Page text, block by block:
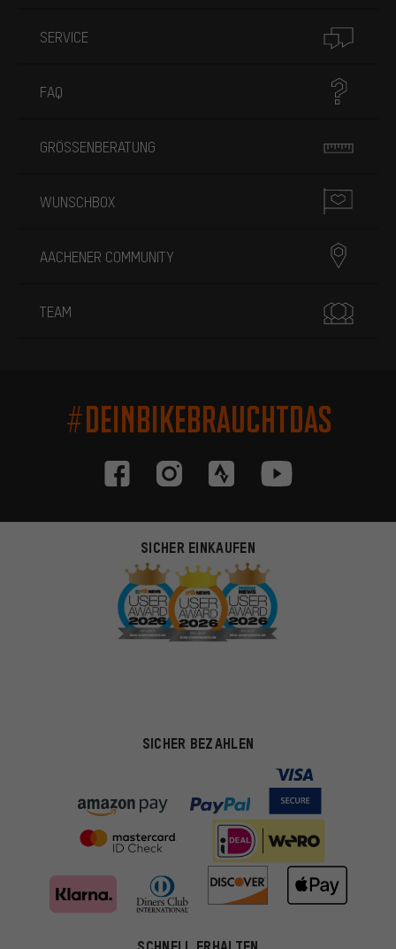
SERVICE
FAQ
GRÖSSENBERATUNG
WUNSCHBOX
AACHENER COMMUNITY
TEAM
#DEINBIKEBRAUCHTDAS
SICHER EINKAUFEN
SICHER BEZAHLEN